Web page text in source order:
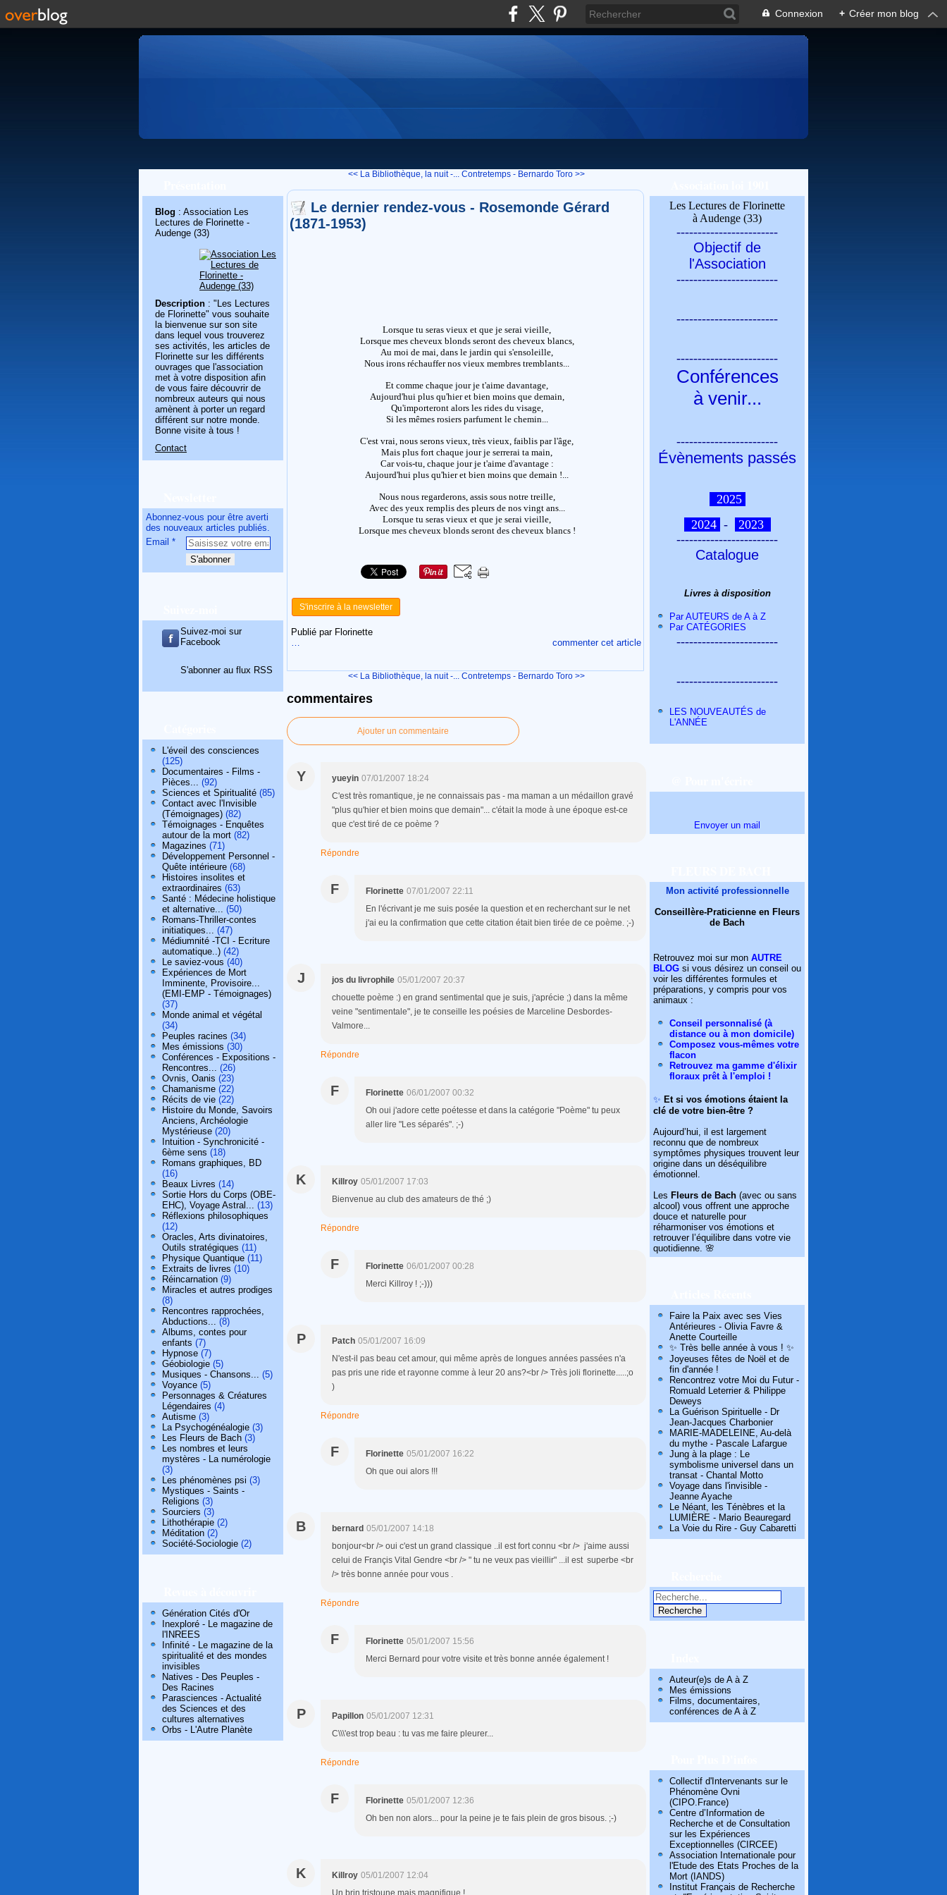
Connexion + Créer mon blog
Blog : Association Les
Lectures de Florinette -
Audenge (33)
Description : "Les Lectures
de Florinette" vous souhaite
la bienvenue sur son site
dans lequel vous trouverez
ses activités, les articles de
Florinette sur les différents
ouvrages que l'association
met à votre disposition afin
de vous faire découvrir de
nombreux auteurs qui nous
amènent à porter un regard
différent sur notre monde.
Bonne visite à tous !
Contact
Abonnez-vous pour être averti
des nouveaux articles publiés.
Email
Suivez-moi sur
Facebook
S'abonner au flux RSS
L'éveil des consciences
(125)
Documentaires - Films -
Pièces... (92)
Sciences et Spiritualité (85)
Contact avec l'Invisible
(Témoignages) (82)
Témoignages - Enquêtes
autour de la mort (82)
Magazines (71)
Développement Personnel -
Quête intérieure (68)
Histoires insolites et
extraordinaires (63)
Santé : Médecine holistique
et alternative... (50)
Romans-Thriller-contes
initiatiques... (47)
Médiumnité -TCI - Ecriture
automatique..) (42)
Le saviez-vous (40)
Expériences de Mort
Imminente, Provisoire...
(EMI-EMP - Témoignages)
(37)
Monde animal et végétal
(34)
Peuples racines (34)
Mes émissions (30)
Conférences - Expositions -
Rencontres... (26)
Ovnis, Oanis (23)
Chamanisme (22)
Récits de vie (22)
Histoire du Monde, Savoirs
Anciens, Archéologie
Mystérieuse (20)
Intuition - Synchronicité -
6ème sens (18)
Romans graphiques, BD
(16)
Beaux Livres (14)
Sortie Hors du Corps (OBE-
EHC), Voyage Astral... (13)
Réflexions philosophiques
(12)
Oracles, Arts divinatoires,
Outils stratégiques (11)
Physique Quantique (11)
Extraits de livres (10)
Réincarnation (9)
Miracles et autres prodiges
(8)
Rencontres rapprochées,
Abductions... (8)
Albums, contes pour
enfants (7)
Hypnose (7)
Géobiologie (5)
Musiques - Chansons... (5)
Voyance (5)
Personnages & Créatures
Légendaires (4)
Autisme (3)
La Psychogénéalogie (3)
Les Fleurs de Bach (3)
Les nombres et leurs
mystères - La numérologie
(3)
Les phénomènes psi (3)
Mystiques - Saints -
Religions (3)
Sourciers (3)
Lithothérapie (2)
Méditation (2)
Société-Sociologie (2)
Génération Cités d'Or
Inexploré - Le magazine de
l'INREES
Infinité - Le magazine de la
spiritualité et des mondes
invisibles
Natives - Des Peuples -
Des Racines
Parasciences - Actualité
des Sciences et des
cultures alternatives
Orbs - L'Autre Planète
<< La Bibliothèque, la nuit -... Contretemps - Bernardo Toro >>
Le dernier rendez-vous - Rosemonde Gérard
(1871-1953)
Lorsque tu seras vieux et que je serai vieille,
Lorsque mes cheveux blonds seront des cheveux blancs,
Au moi de mai, dans le jardin qui s'ensoleille,
Nous irons réchauffer nos vieux membres tremblants...
Et comme chaque jour je t'aime davantage,
Aujourd'hui plus qu'hier et bien moins que demain,
Qu'importeront alors les rides du visage,
Si les mêmes rosiers parfument le chemin...
C'est vrai, nous serons vieux, très vieux, faiblis par l'âge,
Mais plus fort chaque jour je serrerai ta main,
Car vois-tu, chaque jour je t'aime d'avantage :
Aujourd'hui plus qu'hier et bien moins que demain !...
Nous nous regarderons, assis sous notre treille,
Avec des yeux remplis des pleurs de nos vingt ans...
Lorsque tu seras vieux et que je serai vieille,
Lorsque mes cheveux blonds seront des cheveux blancs !
S'inscrire à la newsletter
Publié par Florinette
commenter cet article
…
<< La Bibliothèque, la nuit -... Contretemps - Bernardo Toro >>
commentaires
Ajouter un commentaire
Y yueyin 07/01/2007 18:24
C'est très romantique, je ne connaissais pas - ma maman a un médaillon gravé
"plus qu'hier et bien moins que demain"... c'était la mode à une époque est-ce
que c'est tiré de ce poème ?
Répondre
F Florinette 07/01/2007 22:11
En l'écrivant je me suis posée la question et en recherchant sur le net
j'ai eu la confirmation que cette citation était bien tirée de ce poème. ;-)
J jos du livrophile 05/01/2007 20:37
chouette poème :) en grand sentimental que je suis, j'aprécie ;) dans la même
veine "sentimentale", je te conseille les poésies de Marceline Desbordes-
Valmore...
Répondre
F Florinette 06/01/2007 00:32
Oh oui j'adore cette poétesse et dans la catégorie "Poème" tu peux
aller lire "Les séparés". ;-)
K Killroy 05/01/2007 17:03
Bienvenue au club des amateurs de thé ;)
Répondre
F Florinette 06/01/2007 00:28
Merci Killroy ! ;-)))
P Patch 05/01/2007 16:09
N'est-il pas beau cet amour, qui même après de longues années passées n'a
pas pris une ride et rayonne comme à leur 20 ans?<br /> Très joli florinette.....;o
)
Répondre
F Florinette 05/01/2007 16:22
Oh que oui alors !!!
B bernard 05/01/2007 14:18
bonjour<br /> oui c'est un grand classique ..il est fort connu <br /> j'aime aussi
celui de Françis Vital Gendre <br /> " tu ne veux pas vieillir" ...il est superbe <br
/> très bonne année pour vous .
Répondre
F Florinette 05/01/2007 15:56
Merci Bernard pour votre visite et très bonne année également !
P Papillon 05/01/2007 12:31
C\\\'est trop beau : tu vas me faire pleurer...
Répondre
F Florinette 05/01/2007 12:36
Oh ben non alors... pour la peine je te fais plein de gros bisous. ;-)
K Killroy 05/01/2007 12:04
Les Lectures de Florinette
à Audenge (33)
------------------------
Objectif de
l'Association
------------------------
------------------------
------------------------
Conférences
à venir...
------------------------
Évènements passés
2025
2024 -
2023
------------------------
Catalogue
Livres à disposition
Par AUTEURS de A à Z
Par CATÉGORIES
------------------------
------------------------
LES NOUVEAUTÉS de
L'ANNÉE
Envoyer un mail
Mon activité professionnelle
Conseillère-Praticienne en Fleurs
de Bach
Retrouvez moi sur mon AUTRE
BLOG si vous désirez un conseil ou
voir les différentes formules et
préparations, y compris pour vos
animaux :
Conseil personnalisé (à
distance ou à mon domicile)
Composez vous-mêmes votre
flacon
Retrouvez ma gamme d'élixir
floraux prêt à l'emploi !
✨ Et si vos émotions étaient la
clé de votre bien-être ?
Aujourd’hui, il est largement
reconnu que de nombreux
symptômes physiques trouvent leur
origine dans un déséquilibre
émotionnel.
Les Fleurs de Bach (avec ou sans
alcool) vous offrent une approche
douce et naturelle pour
réharmoniser vos émotions et
retrouver l’équilibre dans votre vie
quotidienne. 🌸
Faire la Paix avec ses Vies
Antérieures - Olivia Favre &
Anette Courteille
✨ Très belle année à vous ! ✨
Joyeuses fêtes de Noël et de
fin d'année !
Rencontrez votre Moi du Futur -
Romuald Leterrier & Philippe
Deweys
La Guérison Spirituelle - Dr
Jean-Jacques Charbonier
MARIE-MADELEINE, Au-delà
du mythe - Pascale Lafargue
Jung à la plage : Le
symbolisme universel dans un
transat - Chantal Motto
Voyage dans l'invisible -
Jeanne Ayache
Le Néant, les Ténèbres et la
LUMIÈRE - Mario Beauregard
La Voie du Rire - Guy Cabaretti
Auteur(e)s de A à Z
Mes émissions
Films, documentaires,
conférences de A à Z
Collectif d'Intervenants sur le
Phénomène Ovni
(CIPO.France)
Centre d’Information de
Recherche et de Consultation
sur les Expériences
Exceptionnelles (CIRCEE)
Association Internationale pour
l'Etude des Etats Proches de la
Mort (IANDS)
Institut Français de Recherche